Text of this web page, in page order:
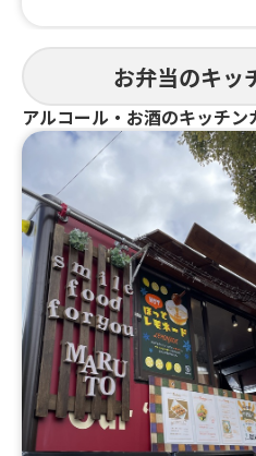
お弁当のキッ
アルコール・お酒のキッチン